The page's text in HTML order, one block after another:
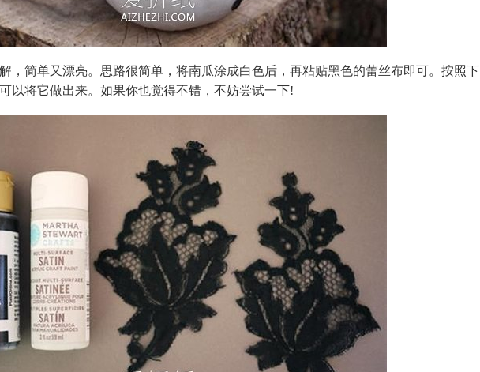
，简单又漂亮。思路很简单，将南瓜涂成白色后，再粘贴黑色的蕾丝布即可。按照下
以将它做出来。如果你也觉得不错，不妨尝试一下!